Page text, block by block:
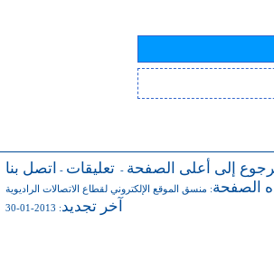
إلى أعلى الصفحة - تعليقات - اتصل بنا
الصفحة: منسق الموقع الإلكتروني لقطاع الاتصالات الراديوية
آخر تجديد: 2013-01-30